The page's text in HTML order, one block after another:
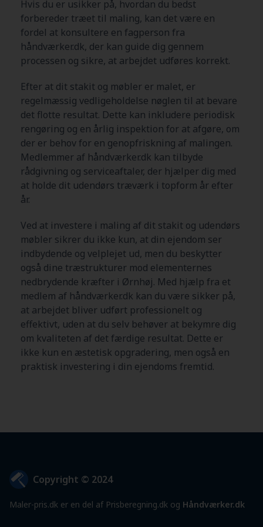
Hvis du er usikker på, hvordan du bedst
forbereder træet til maling, kan det være en
fordel at konsultere en fagperson fra
håndværker.dk, der kan guide dig gennem
processen og sikre, at arbejdet udføres korrekt.
Efter at dit stakit og møbler er malet, er
regelmæssig vedligeholdelse nøglen til at bevare
det flotte resultat. Dette kan inkludere periodisk
rengøring og en årlig inspektion for at afgøre, om
der er behov for en genopfriskning af malingen.
Medlemmer af håndværker.dk kan tilbyde
rådgivning og serviceaftaler, der hjælper dig med
at holde dit udendørs træværk i topform år efter
år.
Ved at investere i maling af dit stakit og udendørs
møbler sikrer du ikke kun, at din ejendom ser
indbydende og velplejet ud, men du beskytter
også dine træstrukturer mod elementernes
nedbrydende kræfter i Ørnhøj. Med hjælp fra et
medlem af håndværker.dk kan du være sikker på,
at arbejdet bliver udført professionelt og
effektivt, uden at du selv behøver at bekymre dig
om kvaliteten af det færdige resultat. Dette er
ikke kun en æstetisk opgradering, men også en
praktisk investering i din ejendoms fremtid.
Copyright © 2024
Maler-pris.dk er en del af Prisberegning.dk og Håndværker.dk